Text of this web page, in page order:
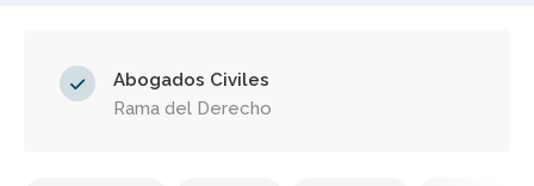
Abogados Civiles
Rama del Derecho